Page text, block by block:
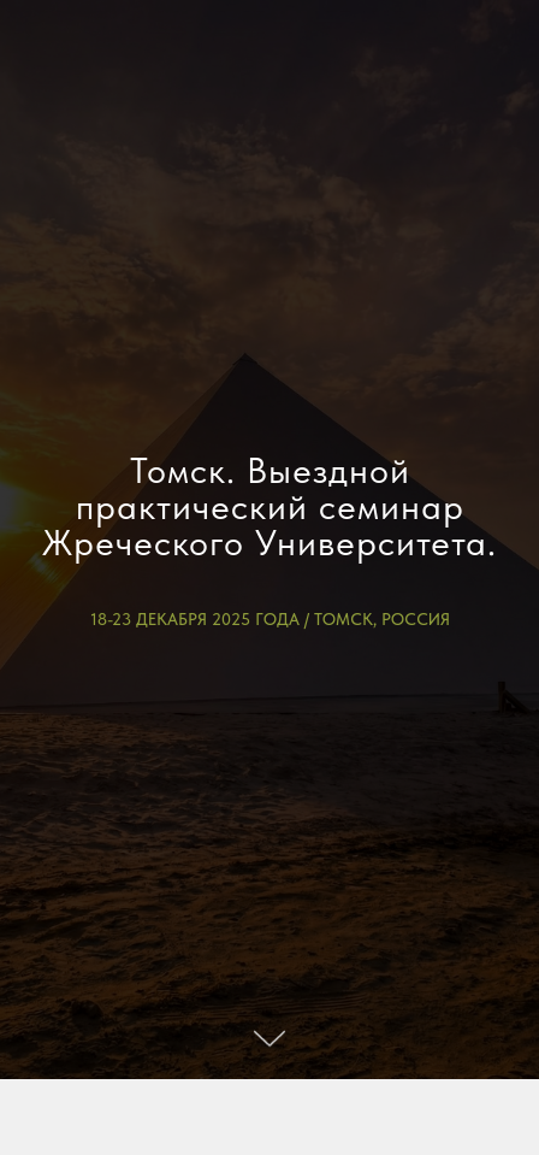
Томск. Выездной
практический семинар
Жреческого Университета.
18-23 ДЕКАБРЯ 2025 ГОДА / ТОМСК, РОССИЯ